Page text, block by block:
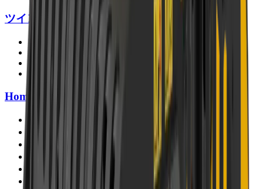
ツインヘッダー
MB-R500
Home
適用分野